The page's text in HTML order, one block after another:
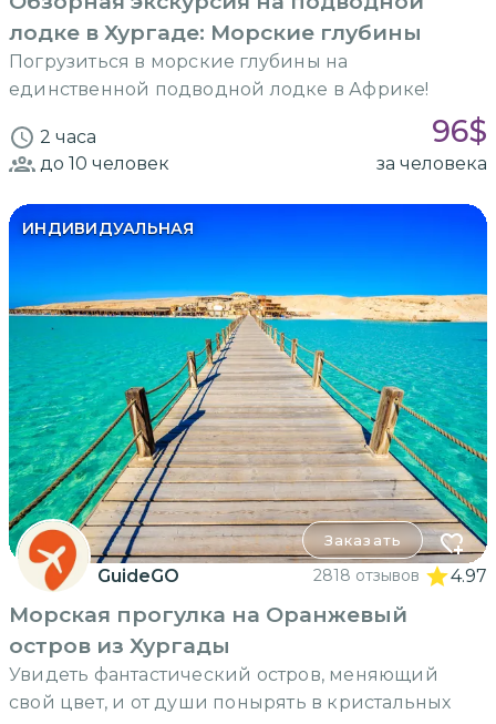
лодке в Хургаде: Морские глубины
Погрузиться в морские глубины на
единственной подводной лодке в Африке!
2 часа 96$
до 10 человек за человека
ИНДИВИДУАЛЬНАЯ
Заказать
GuideGO 2818 отзывов 4.97
Морская прогулка на Оранжевый
остров из Хургады
Увидеть фантастический остров, меняющий
свой цвет, и от души понырять в кристальных